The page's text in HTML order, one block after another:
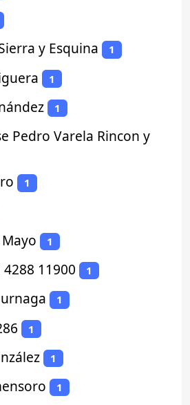
y Esquina 1
1
1
Pedro Varela Rincon y
1
Mayo 1
11900 1
1
1
1
1